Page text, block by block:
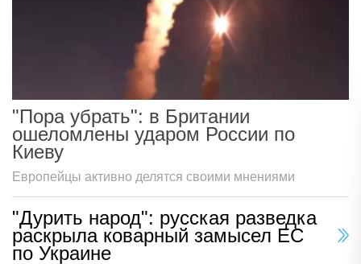
"Пора убрать": в Британии
ошеломлены ударом России по
Киеву
Европейцы активно делятся своими мнениями
"Дурить народ": русская разведка
раскрыла коварный замысел ЕС
по Украине